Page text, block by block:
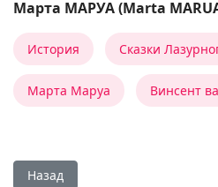
Марта МАРУА (Marta
История Сказки
Марта Маруа Винсент
Предыдущий: Оранжевые
Назад